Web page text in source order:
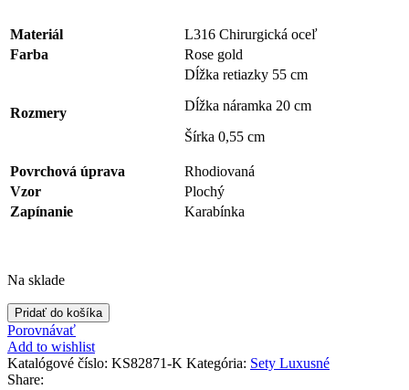
Materiál
L316 Chirurgická oceľ
Farba
Rose gold
Rozmery
Dĺžka retiazky 55 cm
Dĺžka náramka 20 cm
Šírka 0,55 cm
Povrchová úprava
Rhodiovaná
Vzor
Plochý
Zapínanie
Karabínka
Na sklade
množstvo
Luxusná
sada
retiazky
a
Pridať do košíka
Porovnávať
Add to wishlist
Katalógové číslo: KS82871-K Kategória: Sety Luxusné
Share: